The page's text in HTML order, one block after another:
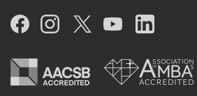
Facebook
Instagram
Twitter
YouTube